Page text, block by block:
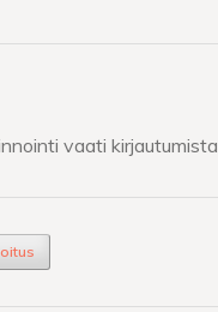
vaati kirjautumista.